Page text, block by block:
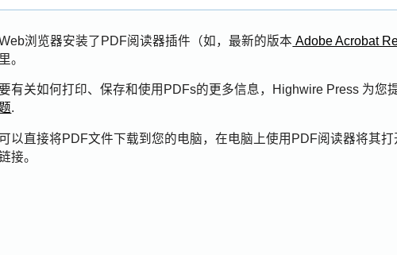
浏览器安装了PDF阅读器插件（如，最新的版本 Adobe Acrobat
。
有关如何打印、保存和使用PDFs的更多信息，Highwire Press 为您
.
以直接将PDF文件下载到您的电脑，在电脑上使用PDF阅读器将其
接。